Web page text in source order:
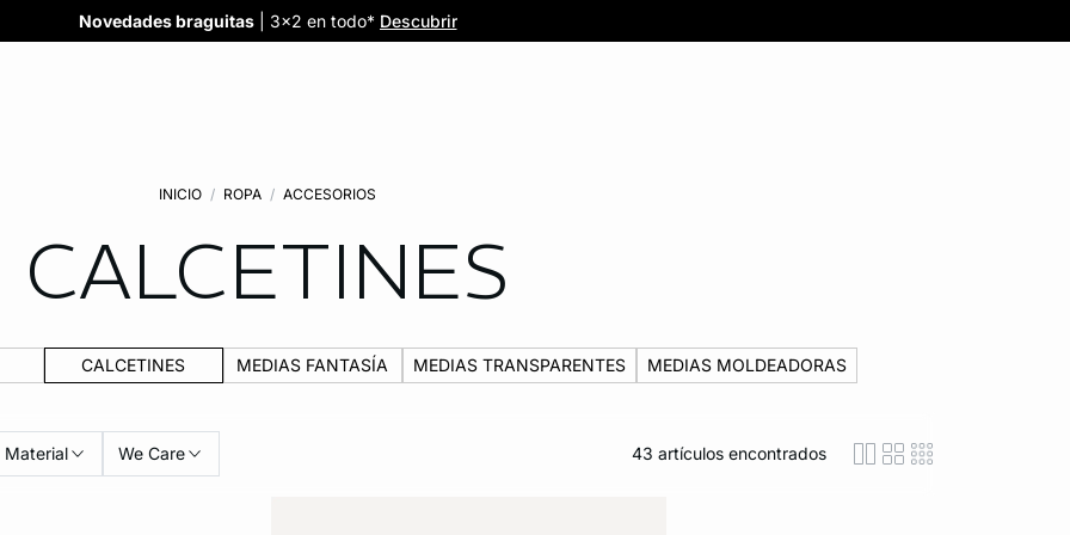
REBAJAS¡Ahora 3x2 en TODO*!Comprar
Confort invisible: Sujetadores desde 19,99€Descubrir
¡Nuevos modelos!: 5 braguitas por 35€Ver todas
Novedades braguitas| 3x2 en todo* Descubrir
INICIO ROPA ACCESORIOS
CALCETINES
CALCETINES MEDIAS FANTASÍA MEDIAS TRANSPARENTES MEDIAS MOLDEADORAS
Material We Care 43 artículos encontrados icon-layout-
icon-layout-
icon-layout-